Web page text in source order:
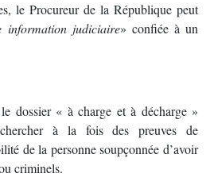
le Procureur de la République peut
information judiciaire» confiée à un
dossier « à charge et à décharge »
à la fois des preuves de
de la personne soupçonnée d’avoir
criminels.